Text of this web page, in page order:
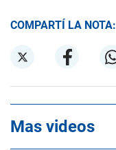
COMPARTÍ LA NOTA:
Mas videos